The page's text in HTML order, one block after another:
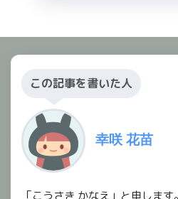
この記事を書いた人
幸咲 花苗
「こうさき かなえ」と申しま